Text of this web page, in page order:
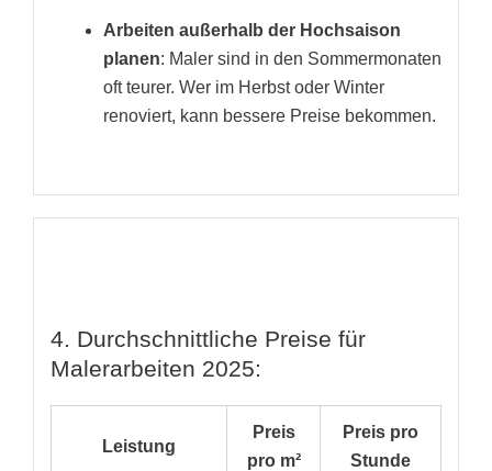
Arbeiten außerhalb der Hochsaison
planen: Maler sind in den Sommermonaten
oft teurer. Wer im Herbst oder Winter
renoviert, kann bessere Preise bekommen.
4. Durchschnittliche Preise für
Malerarbeiten 2025:
Leistung
Preis
pro m²
Preis pro
Stunde